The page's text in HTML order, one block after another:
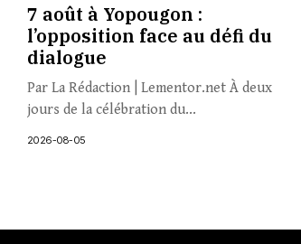
7 août à Yopougon :
l’opposition face au défi du
dialogue
Par La Rédaction | Lementor.net À deux
jours de la célébration du...
2026-08-05